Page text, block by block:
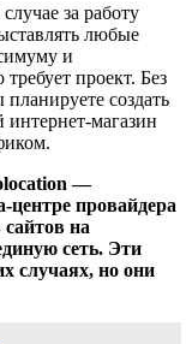
за работу
любые
и
проект. Без
создать
магазин
—
центре провайдера
на
сеть. Эти
случаях, но они